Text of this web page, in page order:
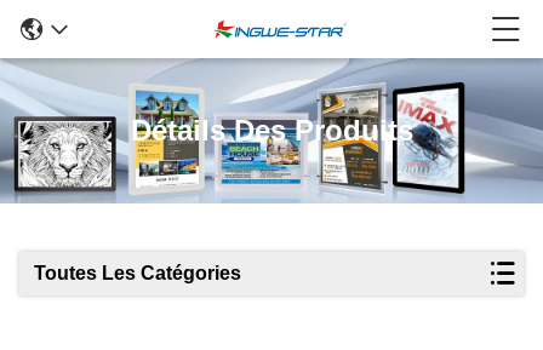
Détails Des Produits
Toutes Les Catégories